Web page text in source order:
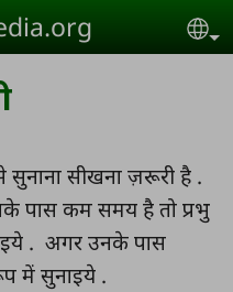
सुनाना सीखना ज़रूरी है .
पास कम समय है तो प्रभु
. अगर उनके पास
में सुनाइये .